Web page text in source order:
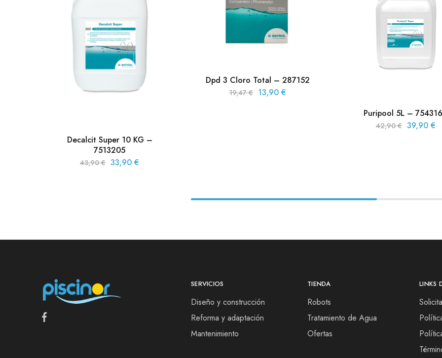
Decalcit Super 10 KG –
7513205
43,90€ 33,90 €
Dpd 3 Cloro Total – 287152
19,47€ 13,90 €
Puripool 5L –
42,90€ 39,90 €
SERVICIOS
Diseño y construcción
Reforma y adaptación
Mantenimiento
TIENDA
Robots
Tratamiento de Agua
Ofertas
LINKS